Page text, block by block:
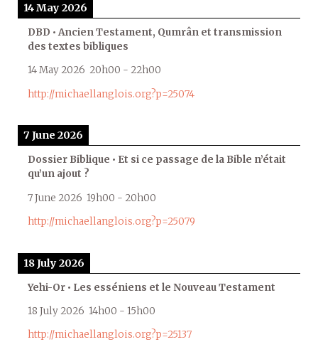
14 May 2026
DBD • Ancien Testament, Qumrân et transmission
des textes bibliques
14 May 2026 20h00 - 22h00
http://michaellanglois.org?p=25074
7 June 2026
Dossier Biblique • Et si ce passage de la Bible n’était
qu’un ajout ?
7 June 2026 19h00 - 20h00
http://michaellanglois.org?p=25079
18 July 2026
Yehi-Or • Les esséniens et le Nouveau Testament
18 July 2026 14h00 - 15h00
http://michaellanglois.org?p=25137